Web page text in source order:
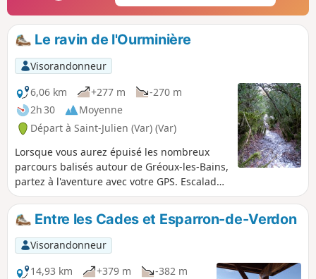
Le ravin de l'Ourminière
Visorandonneur
6,06 km
+277 m
-270 m
2h 30
Moyenne
Départ à Saint-Julien (Var) (Var)
Lorsque vous aurez épuisé les nombreux
parcours balisés autour de Gréoux-les-Bains,
partez à l'aventure avec votre GPS. Escaladez
facilement deux cascades, à sec sauf en cas
de pluie diluvienne, traversez une chênaie
moussue puis l'ombre d'une pinède.
Terminez par de magnifiques vues sur le
Ventoux, la Lure, les Hautes-Alpes et le lac
d'Esparron.
Entre les Cades et Esparron-de-Verdon
Visorandonneur
14,93 km
+379 m
-382 m